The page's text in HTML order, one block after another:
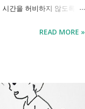
간을 허비하지 않도록 정
행정 절차 타임라인 장
복지센터에서는 - 금융재
니다. 나머지는 직접 해야
READ MORE »